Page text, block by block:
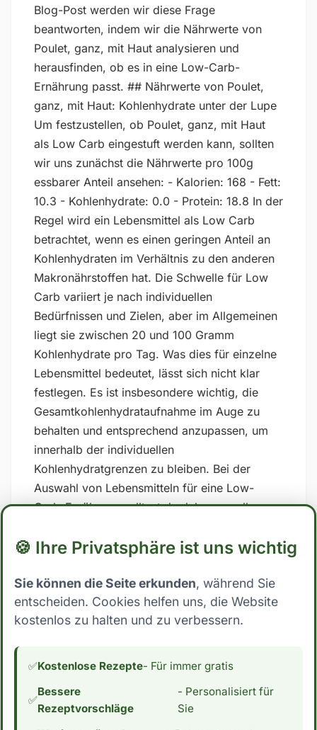
Blog-Post werden wir diese Frage
beantworten, indem wir die Nährwerte von
Poulet, ganz, mit Haut analysieren und
herausfinden, ob es in eine Low-Carb-
Ernährung passt. ## Nährwerte von Poulet,
ganz, mit Haut: Kohlenhydrate unter der Lupe
Um festzustellen, ob Poulet, ganz, mit Haut
als Low Carb eingestuft werden kann, sollten
wir uns zunächst die Nährwerte pro 100g
essbarer Anteil ansehen: - Kalorien: 168 - Fett:
10.3 - Kohlenhydrate: 0.0 - Protein: 18.8 In der
Regel wird ein Lebensmittel als Low Carb
betrachtet, wenn es einen geringen Anteil an
Kohlenhydraten im Verhältnis zu den anderen
Makronährstoffen hat. Die Schwelle für Low
Carb variiert je nach individuellen
Bedürfnissen und Zielen, aber im Allgemeinen
liegt sie zwischen 20 und 100 Gramm
Kohlenhydrate pro Tag. Was dies für einzelne
Lebensmittel bedeutet, lässt sich nicht klar
festlegen. Es ist insbesondere wichtig, die
Gesamtkohlenhydrataufnahme im Auge zu
behalten und entsprechend anzupassen, um
innerhalb der individuellen
Kohlenhydratgrenzen zu bleiben. Bei der
Auswahl von Lebensmitteln für eine Low-
Carb-Ernährung solltest du daher vor allem
Lebensmittel verzichten und stattdessen auf
und Ballaststoffen ist. ## Low Carb Ernährung:
Wo steht Poulet, ganz, mit Haut? Mit nur 0.0
Gramm Kohlenhydrate pro 100g essbarer
die Kategorie Low Carb. Dies macht es zu
die ihre Kohlenhydrataufnahme reduzieren
möchten. Wenn du an einer Low Carb
🍪 Ihre Privatsphäre ist uns wichtig
Sie können die Seite erkunden, während Sie
entscheiden. Cookies helfen uns, die Website
kostenlos zu halten und zu verbessern.
✅Kostenlose Rezepte- Für immer gratis
✅
Bessere
Rezeptvorschläge
- Personalisiert für
Sie